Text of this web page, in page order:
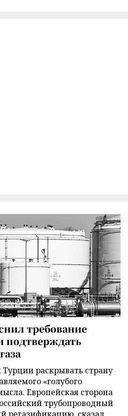
требование
подтверждать
раскрывать страну
«голубого
Европейская сторона
трубопроводный